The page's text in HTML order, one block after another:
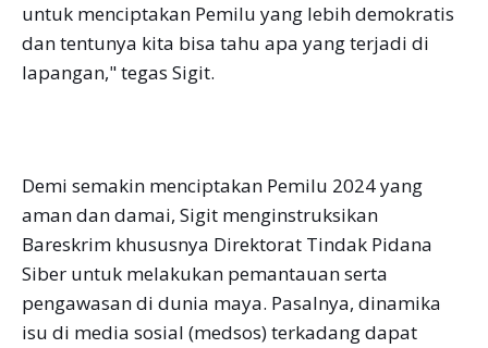
untuk menciptakan Pemilu yang lebih demokratis
dan tentunya kita bisa tahu apa yang terjadi di
lapangan," tegas Sigit.
Demi semakin menciptakan Pemilu 2024 yang
aman dan damai, Sigit menginstruksikan
Bareskrim khususnya Direktorat Tindak Pidana
Siber untuk melakukan pemantauan serta
pengawasan di dunia maya. Pasalnya, dinamika
isu di media sosial (medsos) terkadang dapat